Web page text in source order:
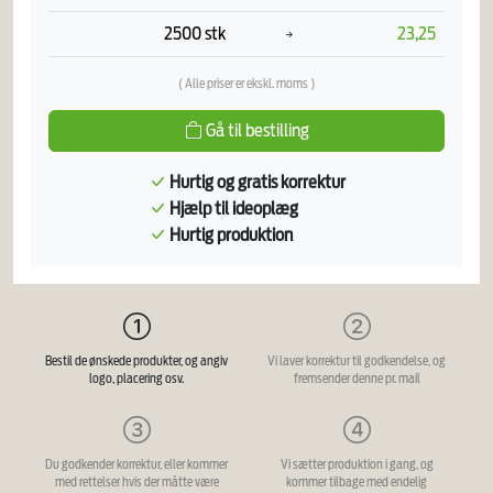
2500 stk 23,25
( Alle priser er ekskl. moms )
Gå til bestilling
Hurtig og gratis korrektur
Hjælp til ideoplæg
Hurtig produktion
Bestil de ønskede produkter, og angiv
logo, placering osv.
Vi laver korrektur til godkendelse, og
fremsender denne pr. mail
Du godkender korrektur, eller kommer
med rettelser hvis der måtte være
Vi sætter produktion i gang, og
kommer tilbage med endelig